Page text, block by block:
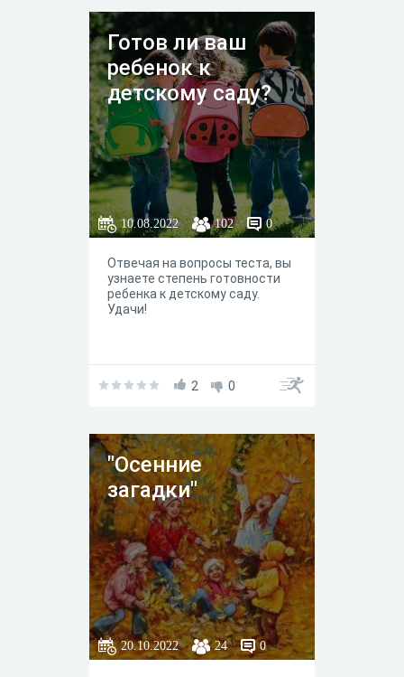
Готов ли ваш
ребенок к
детскому саду?
10.08.2022 102 0
Отвечая на вопросы теста, вы
узнаете степень готовности
ребенка к детскому саду.
Удачи!
2 0
"Осенние
загадки"
20.10.2022 24 0